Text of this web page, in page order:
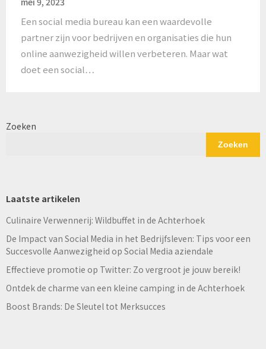
Een social media bureau kan een waardevolle
partner zijn voor bedrijven en organisaties die hun
online aanwezigheid willen verbeteren. Maar wat
doet een social…
Zoeken
Zoeken
Laatste artikelen
Culinaire Verwennerij: Wildbuffet in de Achterhoek
De Impact van Social Media in het Bedrijfsleven: Tips voor een
Succesvolle Aanwezigheid op Social Media aziendale
Effectieve promotie op Twitter: Zo vergroot je jouw bereik!
Ontdek de charme van een kleine camping in de Achterhoek
Boost Brands: De Sleutel tot Merksucces